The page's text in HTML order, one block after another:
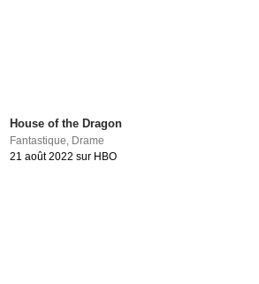
House of the Dragon
Fantastique, Drame
21 août 2022 sur HBO